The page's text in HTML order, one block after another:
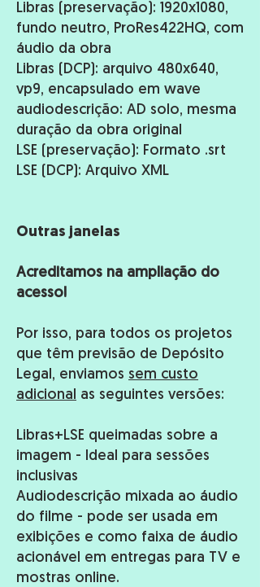
Libras (preservação): 1920x1080,
fundo neutro, ProRes422HQ, com
áudio da obra
Libras (DCP): arquivo 480x640,
vp9, encapsulado em wave
audiodescrição: AD solo, mesma
duração da obra original
LSE (preservação): Formato .srt
LSE (DCP): Arquivo XML
​Outras janelas
​Acreditamos na ampliação do
acesso!
Por isso, para todos os projetos
que têm previsão de Depósito
Legal, enviamos sem custo
adicional as seguintes versões:
Libras+LSE queimadas sobre a
imagem - Ideal para sessões
inclusivas
Audiodescrição mixada ao áudio
do filme - pode ser usada em
exibições e como faixa de áudio
acionável em entregas para TV e
mostras online.